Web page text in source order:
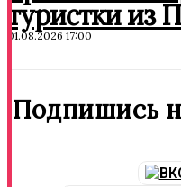
туристки из
01.08.2026 17:00
Подпишись